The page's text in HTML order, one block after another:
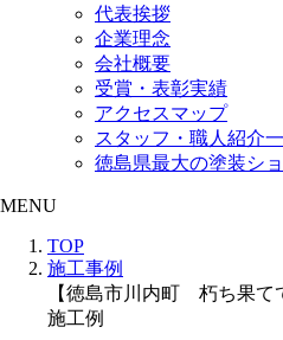
代表挨拶
企業理念
会社概要
受賞・表彰実績
アクセスマップ
スタッフ・職人紹介
徳島県最大の塗装シ
MENU
TOP
施工事例
【徳島市川内町 朽ち果て
施工例